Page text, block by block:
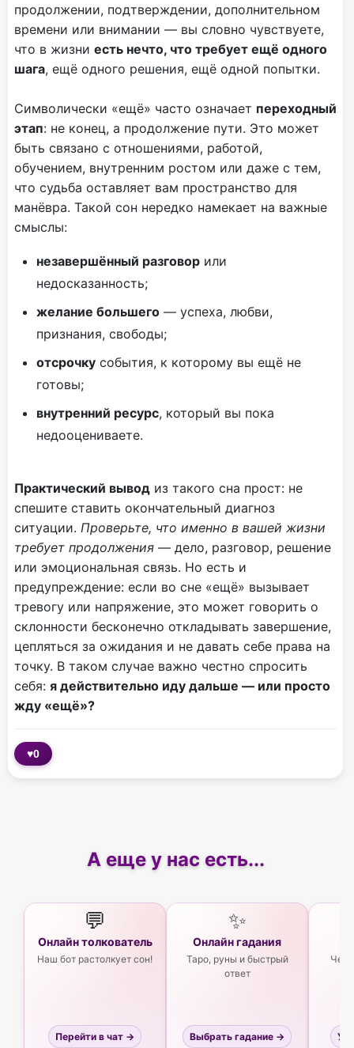
продолжении, подтверждении, дополнительном
времени или внимании — вы словно чувствуете,
что в жизни есть нечто, что требует ещё одного
шага, ещё одного решения, ещё одной попытки.
Символически «ещё» часто означает переходный
этап: не конец, а продолжение пути. Это может
быть связано с отношениями, работой,
обучением, внутренним ростом или даже с тем,
что судьба оставляет вам пространство для
манёвра. Такой сон нередко намекает на важные
смыслы:
незавершённый разговор или
недосказанность;
желание большего — успеха, любви,
признания, свободы;
отсрочку события, к которому вы ещё не
готовы;
внутренний ресурс, который вы пока
недооцениваете.
Практический вывод из такого сна прост: не
спешите ставить окончательный диагноз
ситуации. Проверьте, что именно в вашей жизни
требует продолжения — дело, разговор, решение
или эмоциональная связь. Но есть и
предупреждение: если во сне «ещё» вызывает
тревогу или напряжение, это может говорить о
склонности бесконечно откладывать завершение,
цепляться за ожидания и не давать себе права на
точку. В таком случае важно честно спросить
себя: я действительно иду дальше — или просто
жду «ещё»?
♥0
А еще у нас есть...
💬
Онлайн толкователь
Наш бот растолкует сон!
Перейти в чат →
✨
Онлайн гадания
Таро, руны и быстрый
ответ
Выбрать гадание →